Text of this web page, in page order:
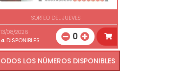
SORTEO DEL JUEVES
13/08/2026
4 DISPONIBLES 0
VER TODOS LOS NÚMEROS DISPONIBLES